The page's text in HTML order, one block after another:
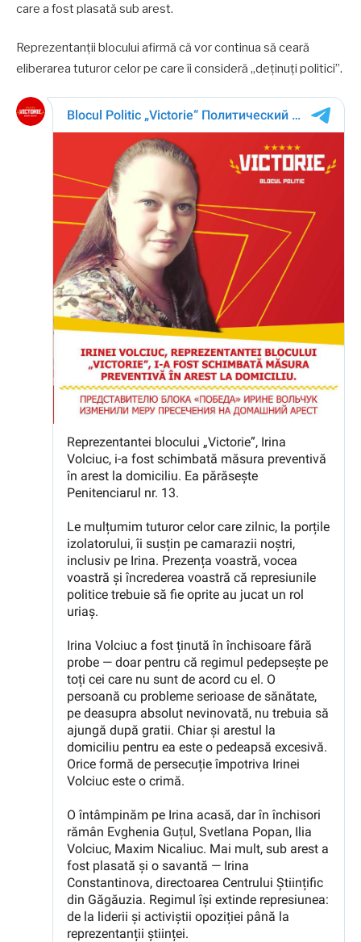
care a fost plasată sub arest.
Reprezentanții blocului afirmă că vor continua să ceară
eliberarea tuturor celor pe care îi consideră „deținuți politici”.